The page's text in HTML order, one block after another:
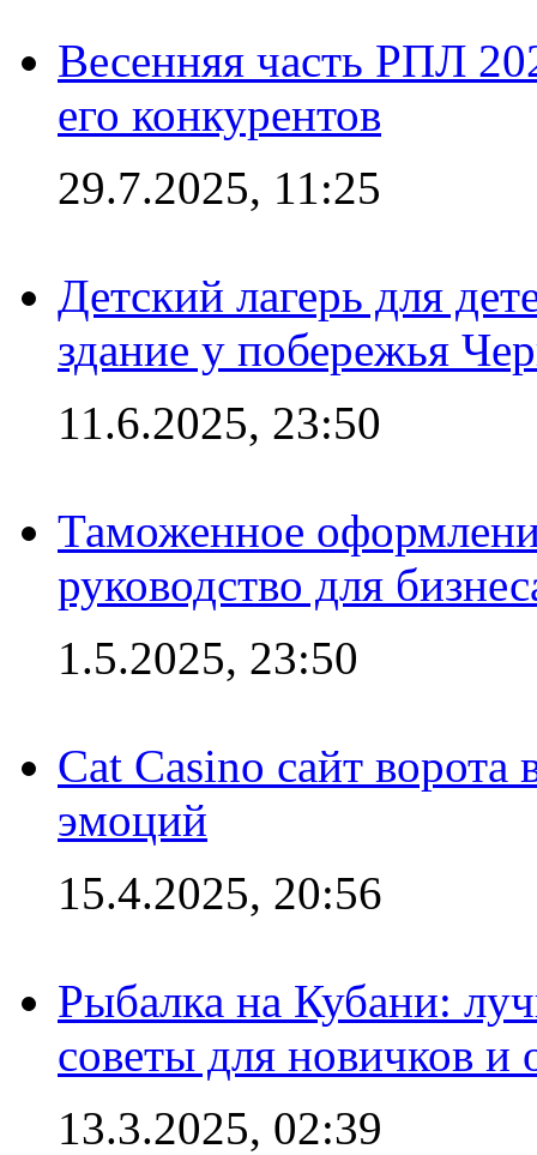
Весенняя часть РПЛ
его конкурентов
29.7.2025, 11:25
Детский лагерь для
здание у побережья
11.6.2025, 23:50
Таможенное
руководство для
1.5.2025, 23:50
Cat Casino сайт
эмоций
15.4.2025, 20:56
Рыбалка на Кубани:
советы для новичков
13.3.2025, 02:39